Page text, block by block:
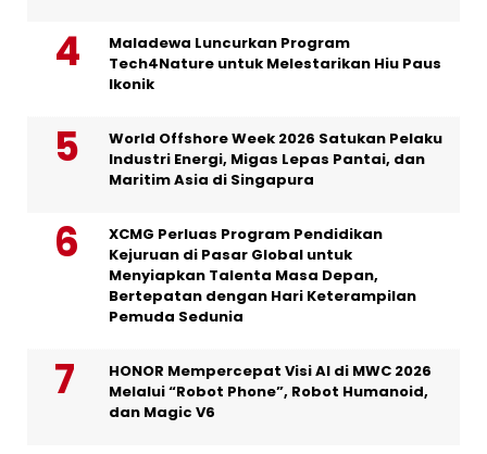
Maladewa Luncurkan Program
Tech4Nature untuk Melestarikan Hiu Paus
Ikonik
World Offshore Week 2026 Satukan Pelaku
Industri Energi, Migas Lepas Pantai, dan
Maritim Asia di Singapura
XCMG Perluas Program Pendidikan
Kejuruan di Pasar Global untuk
Menyiapkan Talenta Masa Depan,
Bertepatan dengan Hari Keterampilan
Pemuda Sedunia
HONOR Mempercepat Visi AI di MWC 2026
Melalui “Robot Phone”, Robot Humanoid,
dan Magic V6